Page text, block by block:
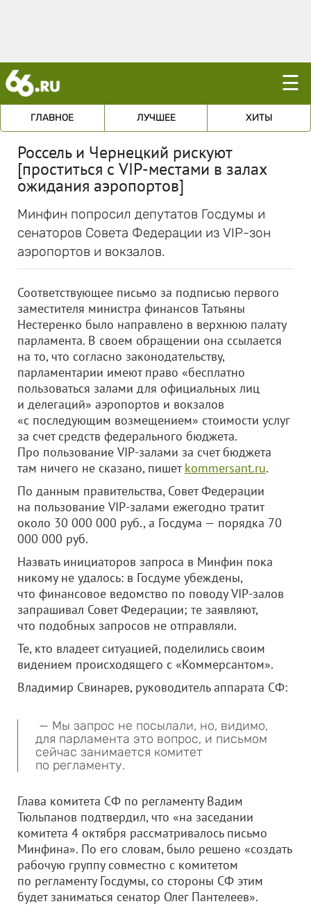
☰
ГЛАВНОЕ ЛУЧШЕЕ ХИТЫ
Россель и Чернецкий рискуют
[проститься с VIP-местами в залах
ожидания аэропортов]
Минфин попросил депутатов Госдумы и
сенаторов Совета Федерации из VIP-зон
аэропортов и вокзалов.
Соответствующее письмо за подписью первого
заместителя министра финансов Татьяны
Нестеренко было направлено в верхнюю палату
парламента. В своем обращении она ссылается
на то, что согласно законодательству,
парламентарии имеют право «бесплатно
пользоваться залами для официальных лиц
и делегаций» аэропортов и вокзалов
«с последующим возмещением» стоимости услуг
за счет средств федерального бюджета.
Про пользование VIP-залами за счет бюджета
там ничего не сказано, пишетkommersant.ru.
По данным правительства, Совет Федерации
на пользование VIP-залами ежегодно тратит
около 30 000 000 руб., а Госдума — порядка 70
000 000 руб.
Назвать инициаторов запроса в Минфин пока
никому не удалось: в Госдуме убеждены,
что финансовое ведомство по поводу VIP-залов
запрашивал Совет Федерации; те заявляют,
что подобных запросов не отправляли.
Те, кто владеет ситуацией, поделились своим
видением происходящего с «Коммерсантом».
Владимир Свинарев, руководитель аппарата СФ:
— Мы запрос не посылали, но, видимо,
для парламента это вопрос, и письмом
сейчас занимается комитет
по регламенту.
Глава комитета СФ по регламенту Вадим
Тюльпанов подтвердил, что «на заседании
комитета 4 октября рассматривалось письмо
Минфина». По его словам, было решено «создать
рабочую группу совместно с комитетом
по регламенту Госдумы, со стороны СФ этим
будет заниматься сенатор Олег Пантелеев».